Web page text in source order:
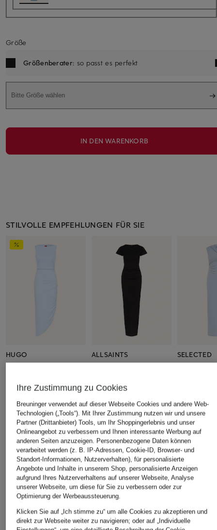
Größe
Größenberater: so passt es perfekt
Bitte Größe wählen
IN DEN WARENKORB
STILVOLLE EMPFEHLUNGEN FÜR SIE
HUGO
Ursprünglich:CHF 279
ALLSAINTS
SELECTED
ÄHNLICHE ARTIKEL ENTDECKEN
Ihre Zustimmung zu Cookies
Breuninger verwendet auf dieser Webseite Cookies und andere Web-
Technologien („Tools“). Mit Ihrer Zustimmung nutzen wir und unsere
Partner (Drittanbieter) Tools, um Ihr Shoppingerlebnis und unser
Onlineangebot zu verbessern und Ihnen interessante Werbung auf
anderen Seiten anzuzeigen. Personenbezogene Daten können
verarbeitet werden (z. B. IP-Adressen, Cookie-ID, Browser- und
Standort-Informationen, Nutzerverhalten), für personalisierte
Angebote und Inhalte in unserem Shop, personalisierte Anzeigen
aufgrund Ihres Nutzerverhaltens auf unserer Webseite, Analyse
unserer Webseite, um diese für Sie zu verbessern oder zur
Optimierung der Werbeaussteuerung.
Klicken Sie auf „Ich stimme zu“ um alle Cookies zu akzeptieren und
direkt zur Webseite weiter zu navigieren; oder auf „Individuelle